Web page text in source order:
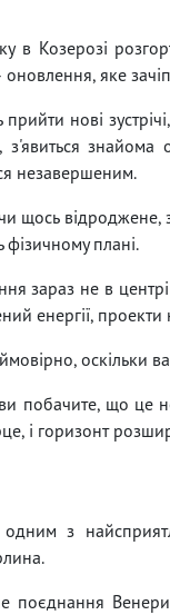
в Козерозі
яке
нові
знайома
незавершеним.
щось відроджене,
фізичному плані.
зараз не в
енергії, проекти
оскільки
побачите, що це
і горизонт
з
поєднання